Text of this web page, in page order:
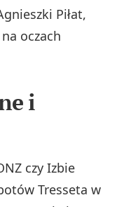
Piłat,
oczach
i
czy Izbie
Tresseta w